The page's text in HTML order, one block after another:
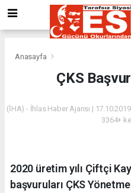
Anasayfa
ÇKS
(İHA) - İhlas Haber Ajansı |
3364+
2020 üretim yılı Çiftçi
başvuruları ÇKS